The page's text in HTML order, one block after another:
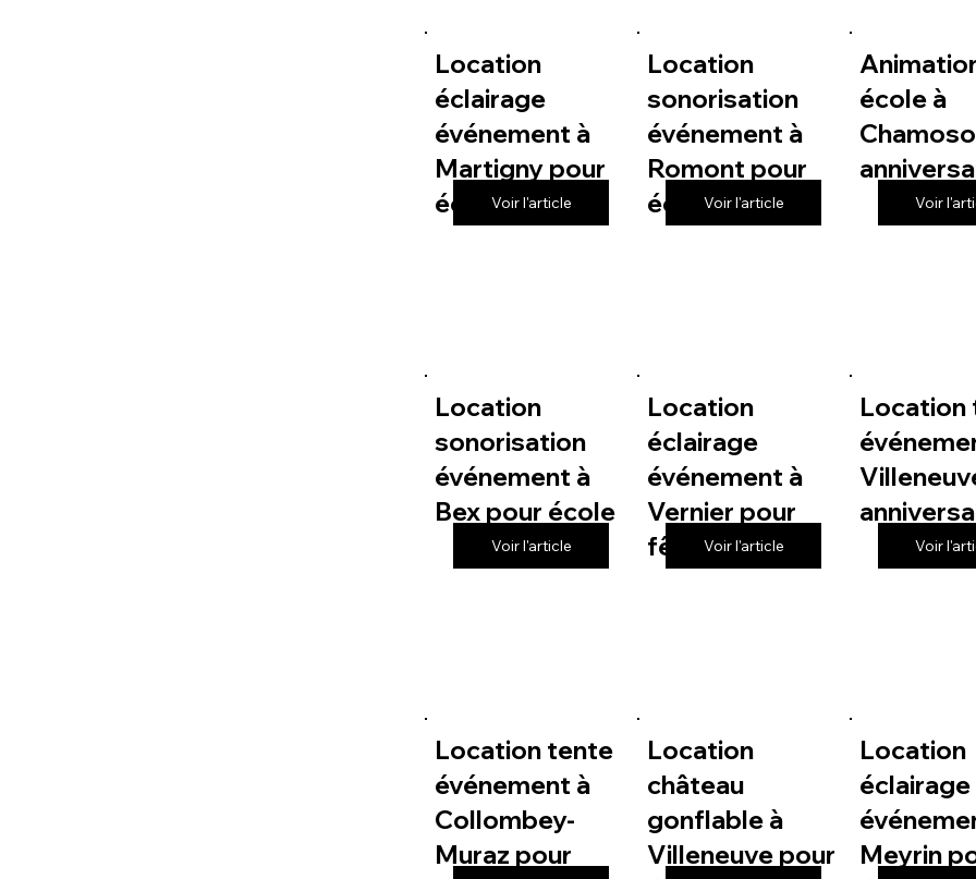
Location
éclairage
événement à
Martigny pour
écoleVoir l'article
Location
sonorisation
événement à
Romont pour
écoleVoir l'article
école à
Voir
Location
sonorisation
événement à
Bex pour école
Voir l'article
Location
éclairage
événement à
Vernier pour
fête de village
Voir l'article
Location
Voir
Location tente
événement à
Collombey-
Muraz pour
Location
château
gonflable à
Villeneuve pour
Location
éclairage
Meyrin